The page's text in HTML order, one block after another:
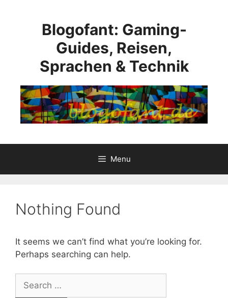
Blogofant: Gaming-
Guides, Reisen,
Sprachen & Technik
Menu
Nothing Found
It seems we can’t find what you’re looking for.
Perhaps searching can help.
Suchen
nach: